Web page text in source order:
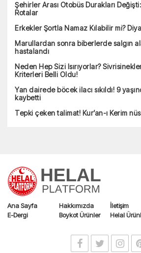
Şehirler Arası Otobüs Durakları
Rotalar
Erkekler Şortla Namaz Kılabilir mi?
Marullardan sonra biberlerde salgın
hastalandı
Neden Hep Sizi Isırıyorlar?
Kriterleri Belli Oldu!
Yan dairede böcek ilacı sıkıldı! 9
kaybetti
Tepki çeken talimat! Kur’an-ı Kerim
Ana Sayfa Hakkımızda İletişim
E-Dergi
Boykot Ürünler Helal